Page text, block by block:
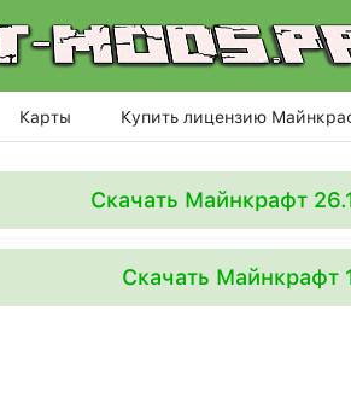
Карты Купить лицензию
Скачать Майнкрафт
Скачать Майнкрафт